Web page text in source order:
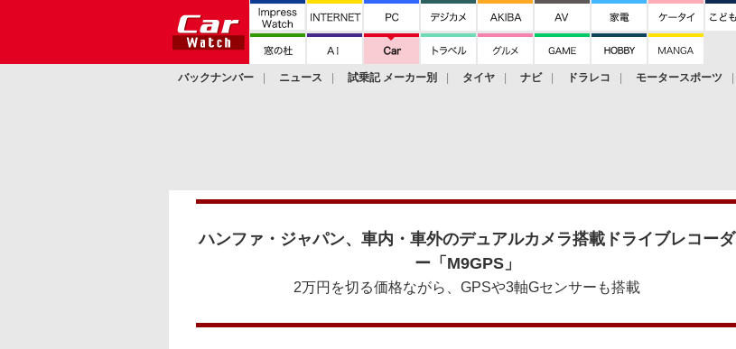
バックナンバー ニュース 試乗記 メーカー別 タイヤ ナビ ドラレコ モータースポーツ
ハンファ・ジャパン、車内・車外のデュアルカメラ搭載ドライブレコーダ
ー「M9GPS」
2万円を切る価格ながら、GPSや3軸Gセンサーも搭載